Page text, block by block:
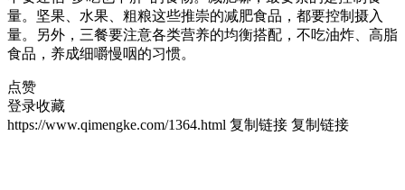
量。坚果、水果、粗粮这些推崇的减肥食品，都要控制摄入
量。另外，三餐要注意各类营养的均衡搭配，不吃油炸、高脂
食品，养成细嚼慢咽的习惯。
点赞
登录收藏
https://www.qimengke.com/1364.html 复制链接 复制链接